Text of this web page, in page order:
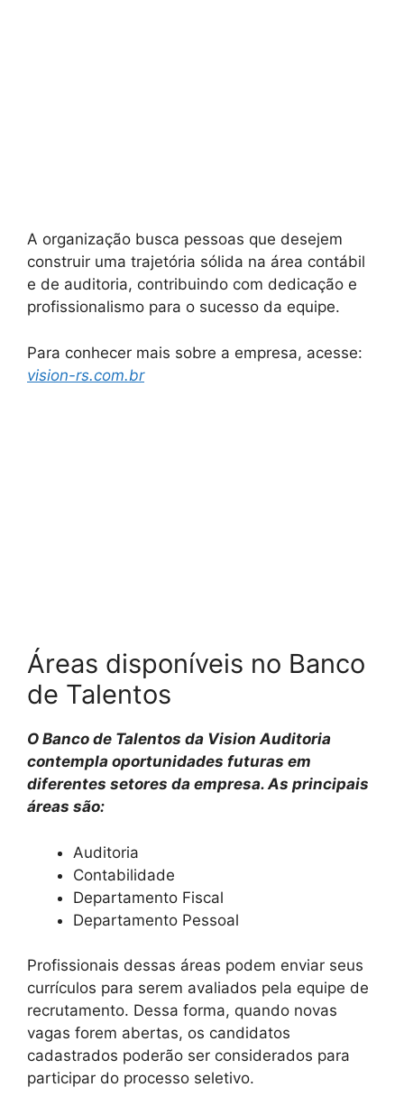
A organização busca pessoas que desejem
construir uma trajetória sólida na área contábil
e de auditoria, contribuindo com dedicação e
profissionalismo para o sucesso da equipe.
Para conhecer mais sobre a empresa, acesse:
vision-rs.com.br
Áreas disponíveis no Banco
de Talentos
O Banco de Talentos da Vision Auditoria
contempla oportunidades futuras em
diferentes setores da empresa. As principais
áreas são:
Auditoria
Contabilidade
Departamento Fiscal
Departamento Pessoal
Profissionais dessas áreas podem enviar seus
currículos para serem avaliados pela equipe de
recrutamento. Dessa forma, quando novas
vagas forem abertas, os candidatos
cadastrados poderão ser considerados para
participar do processo seletivo.